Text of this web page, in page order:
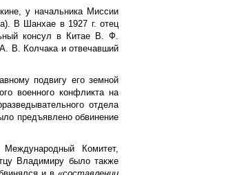
у начальника Миссии
В Шанхае в 1927 г. отец
консул в Китае В. Ф.
В. Колчака и отвечавший
подвигу его земной
военного конфликта на
отдела
предъявлено обвинение
Международный Комитет,
Владимиру было также